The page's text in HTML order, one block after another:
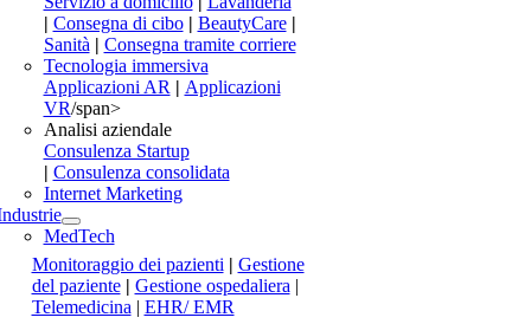
| Consegna di cibo | BeautyCare |
Sanità | Consegna tramite corriere
Tecnologia immersiva
Applicazioni AR| Applicazioni
VR/span>
Analisi aziendale
Consulenza Startup
| Consulenza consolidata
Internet Marketing
MedTech
Monitoraggio dei pazienti | Gestione
del paziente| Gestione ospedaliera |
Telemedicina| EHR/ EMR